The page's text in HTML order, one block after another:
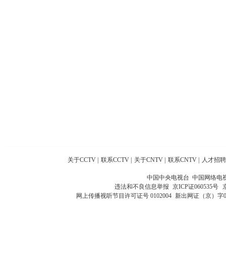
关于CCTV 联系CCTV 关于CNTV 联系CNTV 人才招聘
中国中央电视台 中国网络电
违法和不良信息举报 京ICP证060535号
网上传播视听节目许可证号 0102004 新出网证（京）